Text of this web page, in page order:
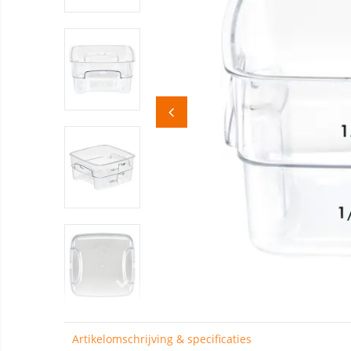
Artikelomschrijving & specificaties